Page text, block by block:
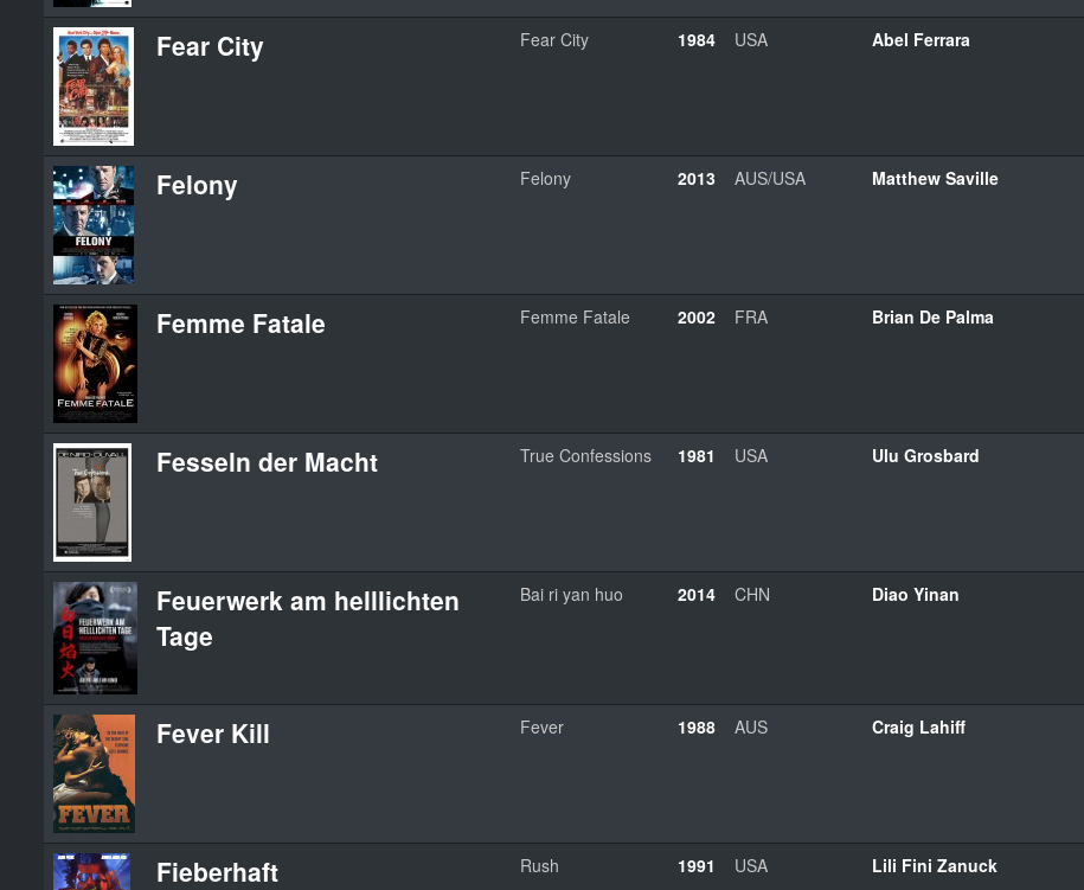
Fear City Fear City 1984 USA Abel Ferrara
Felony Felony 2013 AUS/USA Matthew Saville
Femme Fatale Femme Fatale 2002 FRA Brian De Palma
Fesseln der Macht True Confessions 1981 USA Ulu Grosbard
Feuerwerk am helllichten
Tage
Bai ri yan huo 2014 CHN Diao Yinan
Fever Kill Fever 1988 AUS Craig Lahiff
Fieberhaft Rush 1991 USA Lili Fini Zanuck